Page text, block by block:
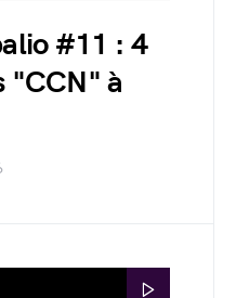
#11 : 4
"CCN" à